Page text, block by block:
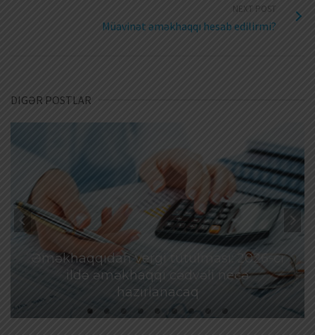
NEXT POST
Müavinət əməkhaqqı hesab edilirmi?
DIGƏR POSTLAR
Əməkhaqqıdan vergi tutulması: 2026-cı
ildə əməkhaqqı cədvəli necə
hazırlanacaq